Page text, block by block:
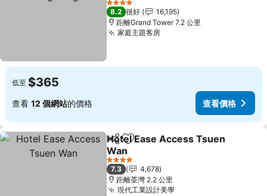
4 星級
8.2 很好
16,195
距離Grand Tower 7.2 公里
家庭主題客房
低至 $365
查看 12 個網站的價格 查看價格
分享 放到收藏夾
Hotel Ease Access Tsuen
Wan
4 星級
7.3
4,678
距離荃灣 2.2 公里
現代工業設計美學